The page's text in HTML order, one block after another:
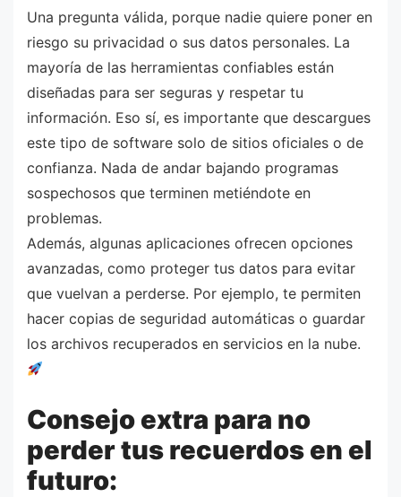
Una pregunta válida, porque nadie quiere poner en
riesgo su privacidad o sus datos personales. La
mayoría de las herramientas confiables están
diseñadas para ser seguras y respetar tu
información. Eso sí, es importante que descargues
este tipo de software solo de sitios oficiales o de
confianza. Nada de andar bajando programas
sospechosos que terminen metiéndote en
problemas.
Además, algunas aplicaciones ofrecen opciones
avanzadas, como proteger tus datos para evitar
que vuelvan a perderse. Por ejemplo, te permiten
hacer copias de seguridad automáticas o guardar
los archivos recuperados en servicios en la nube.
Consejo extra para no
perder tus recuerdos en el
futuro: